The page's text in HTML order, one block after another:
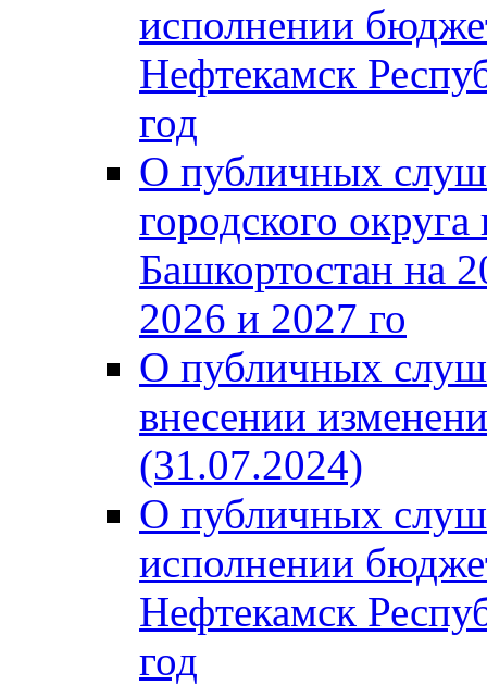
исполнении
Нефтекамск
год
О публичных
городского
Башкортостан на
2026 и 2027 го
О публичных
внесении
(31.07.2024)
О публичных
исполнении
Нефтекамск
год